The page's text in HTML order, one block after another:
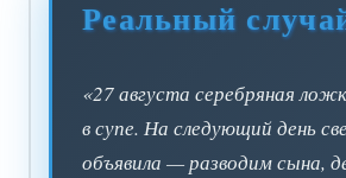
Реальный
«27 августа серебряная
в супе. На следующий день
объявила — разводим сына,